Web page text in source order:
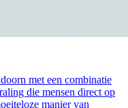
met een combinatie
die mensen direct op
manier van